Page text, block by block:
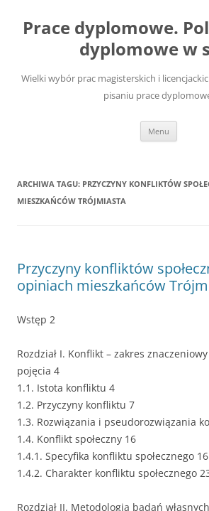
treści
Prace dyplomowe.
dyplomowe w
Wielki wybór prac magisterskich i
pisaniu prace
Menu
ARCHIWA TAGU: PRZYCZYNY KONFLIKTÓW
MIESZKAŃCÓW TRÓJMIASTA
Przyczyny konfliktów
opiniach mieszkańców
Wstęp 2
Rozdział I. Konflikt – zakres
pojęcia 4
1.1. Istota konfliktu 4
1.2. Przyczyny konfliktu 7
1.3. Rozwiązania i pseudorozwiązania
1.4. Konflikt społeczny 16
1.4.1. Specyfika konfliktu społecznego 16
1.4.2. Charakter konfliktu społecznego
Rozdział II. Metodologia badań